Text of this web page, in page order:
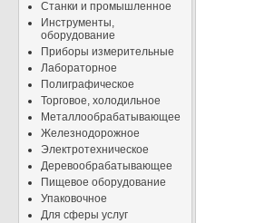
Станки и промышленное
Инструменты,
оборудование
Приборы измерительные
Лабораторное
Полиграфическое
Торговое, холодильное
Металлообрабатывающее
Железнодорожное
Электротехническое
Деревообрабатывающее
Пищевое оборудование
Упаковочное
Для сферы услуг